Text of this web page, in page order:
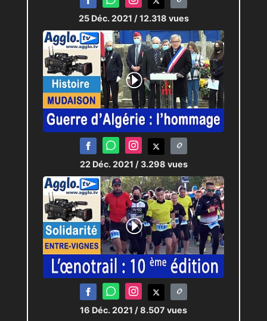
25 Déc. 2021 / 12.318 vues
22 Déc. 2021 / 3.298 vues
16 Déc. 2021 / 8.507 vues